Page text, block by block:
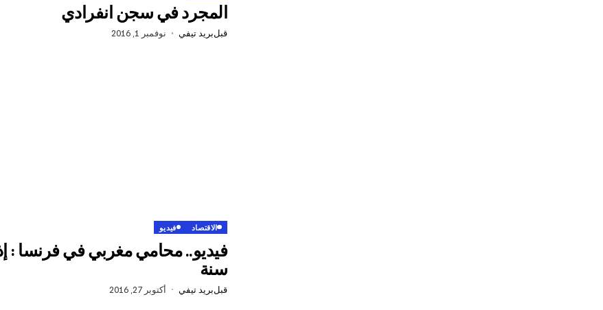
المجرد في سجن انفرادي
قبلبريد تيفي نوفمبر 1, 2016
الاقتصاد فيديو
سنة
قبلبريد تيفي أكتوبر 27, 2016